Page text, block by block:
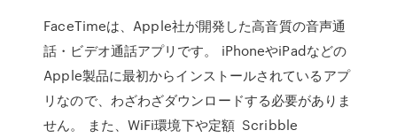
FaceTimeは、Apple社が開発した高音質の音声通
話・ビデオ通話アプリです。 iPhoneやiPadなどの
Apple製品に最初からインストールされているアプ
リなので、わざわざダウンロードする必要がありま
せん。 また、WiFi環境下や定額 Scribble